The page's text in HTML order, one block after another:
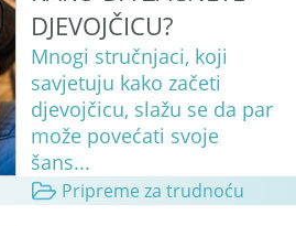
DJEVOJČICU?
Mnogi stručnjaci, koji
savjetuju kako začeti
djevojčicu, slažu se da par
može povećati svoje
šans...
Pripreme za trudnoću